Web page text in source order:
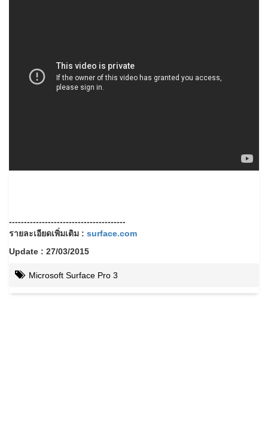
---------------------------------------
รายละเอียดเพิ่มเติม : surface.com
Update : 27/03/2015
Microsoft Surface Pro 3